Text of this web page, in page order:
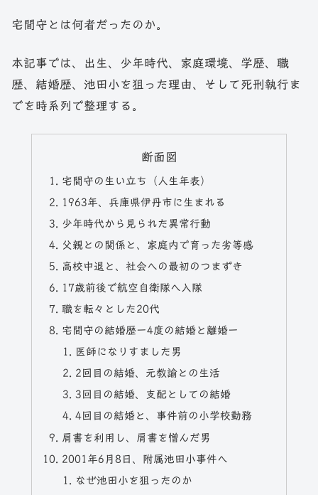
宅間守とは何者だったのか。
本記事では、出生、少年時代、家庭環境、学歴、職
歴、結婚歴、池田小を狙った理由、そして死刑執行ま
でを時系列で整理する。
断面図
宅間守の生い立ち（人生年表）
1963年、兵庫県伊丹市に生まれる
少年時代から見られた異常行動
父親との関係と、家庭内で育った劣等感
高校中退と、社会への最初のつまずき
17歳前後で航空自衛隊へ入隊
職を転々とした20代
宅間守の結婚歴ー4度の結婚と離婚ー
医師になりすました男
2回目の結婚、元教諭との生活
3回目の結婚、支配としての結婚
4回目の結婚と、事件前の小学校勤務
肩書を利用し、肩書を憎んだ男
2001年6月8日、附属池田小事件へ
なぜ池田小を狙ったのか